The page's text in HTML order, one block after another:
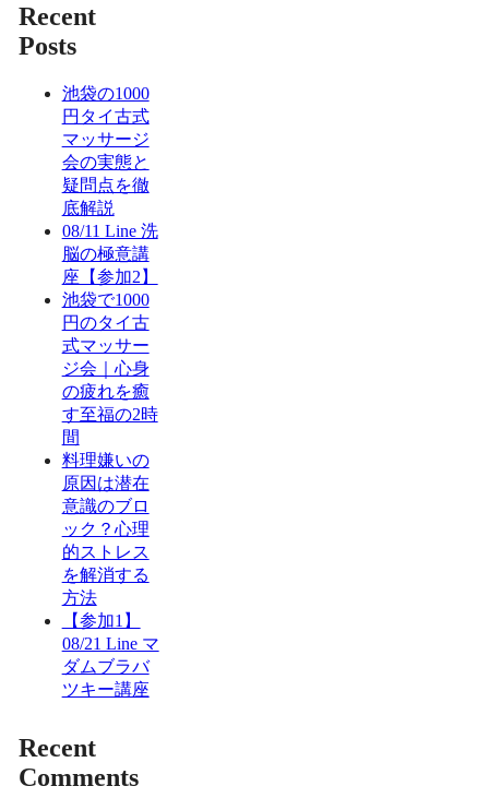
Recent
Posts
池袋の1000
円タイ古式
マッサージ
会の実態と
疑問点を徹
底解説
08/11 Line 洗
脳の極意講
座【参加2】
池袋で1000
円のタイ古
式マッサー
ジ会｜心身
の疲れを癒
す至福の2時
間
料理嫌いの
原因は潜在
意識のブロ
ック？心理
的ストレス
を解消する
方法
【参加1】
08/21 Line マ
ダムブラバ
ツキー講座
Recent
Comments